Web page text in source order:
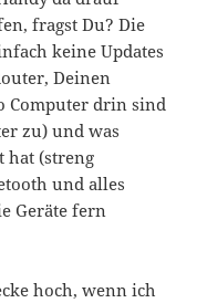
fragst Du? Die
keine Updates
Deinen
Computer drin sind
zu) und was
hat (streng
und alles
Geräte fern
hoch, wenn ich